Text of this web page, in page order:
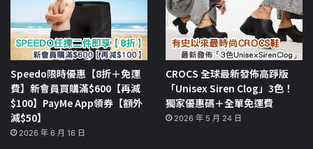
Speedo限時優惠【8折＋免運
費】新會員買購滿$600【再減
$100】PayMe App領券【額外
減$50】
2026 年 6 月 16 日
CROCS 全球最新發佈高踭版
「Unisex Siren Clog」3色！
獨家優惠碼＋全單免運費
2026 年 5 月 24 日